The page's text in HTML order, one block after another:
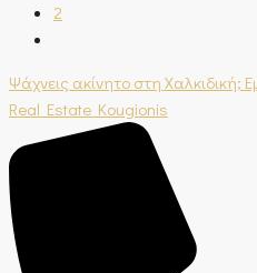
2
Ψάχνεις ακίνητο στη Χαλκιδική;
Real Estate Kougionis